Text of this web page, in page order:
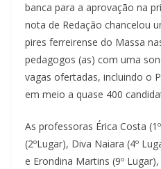
banca para a aprovação na
nota de Redação chancelou
pires ferreirense do Massa
pedagogos (as) com uma
vagas ofertadas, incluindo o
em meio a quase 400
As professoras Érica Costa
(2ºLugar), Diva Naiara (4º
e Erondina Martins (9º